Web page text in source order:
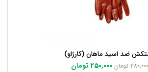
ضد اسید ماهان (کارژاو)
280,000 تومان 250,000 تومان